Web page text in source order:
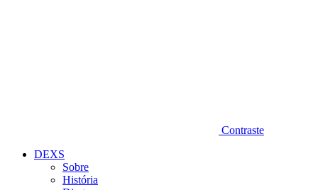
Contraste
DEXS
Sobre
História